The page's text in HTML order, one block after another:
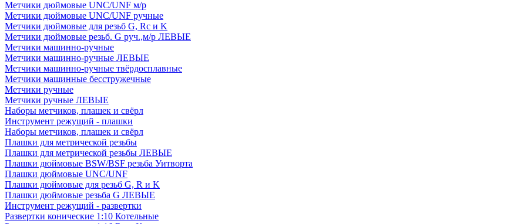
Метчики дюймовые UNC/UNF м/р
Метчики дюймовые UNC/UNF ручные
Метчики дюймовые для резьб G, Rc и K
Метчики дюймовые резьб. G руч.,м/р ЛЕВЫЕ
Метчики машинно-ручные
Метчики машинно-ручные ЛЕВЫЕ
Метчики машинно-ручные твёрдосплавные
Метчики машинные бесстружечные
Метчики ручные
Метчики ручные ЛЕВЫЕ
Наборы метчиков, плашек и свёрл
Инструмент режущий - плашки
Наборы метчиков, плашек и свёрл
Плашки для метрической резьбы
Плашки для метрической резьбы ЛЕВЫЕ
Плашки дюймовые BSW/BSF резьба Уитворта
Плашки дюймовые UNC/UNF
Плашки дюймовые для резьб G, R и K
Плашки дюймовые резьба G ЛЕВЫЕ
Инструмент режущий - развертки
Развертки конические 1:10 Котельные